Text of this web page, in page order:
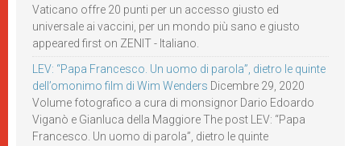
Vaticano offre 20 punti per un accesso giusto ed
universale ai vaccini, per un mondo più sano e giusto
appeared first on ZENIT - Italiano.
LEV: “Papa Francesco. Un uomo di parola”, dietro le quinte
dell’omonimo film di Wim Wenders Dicembre 29, 2020
Volume fotografico a cura di monsignor Dario Edoardo
Viganò e Gianluca della Maggiore The post LEV: “Papa
Francesco. Un uomo di parola”, dietro le quinte